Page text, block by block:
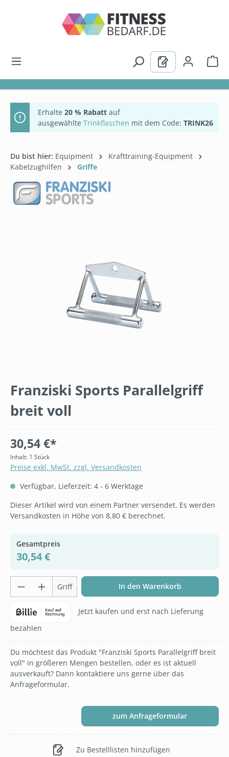
Erhalte 20 % Rabatt auf
ausgewählte Trinkflaschen mit dem Code: TRINK26
Du bist hier: Equipment
Krafttraining-Equipment
Kabelzughilfen
Griffe
Franziski Sports Parallelgriff
breit voll
30,54 €*
Inhalt: 1 Stück
Preise exkl. MwSt. zzgl. Versandkosten
Verfügbar, Lieferzeit: 4 - 6 Werktage
Dieser Artikel wird von einem Partner versendet. Es werden
Versandkosten in Höhe von 8,80 € berechnet.
Gesamtpreis
30,54 €
Produkt Anzahl: Gib den gewünschten
Griff In den Warenkorb
Jetzt kaufen und erst nach Lieferung
bezahlen
Du möchtest das Produkt "Franziski Sports Parallelgriff breit
voll" in größeren Mengen bestellen, oder es ist aktuell
ausverkauft? Dann kontaktiere uns gerne über das
Anfrageformular.
zum Anfrageformular
Zu Bestelllisten hinzufügen